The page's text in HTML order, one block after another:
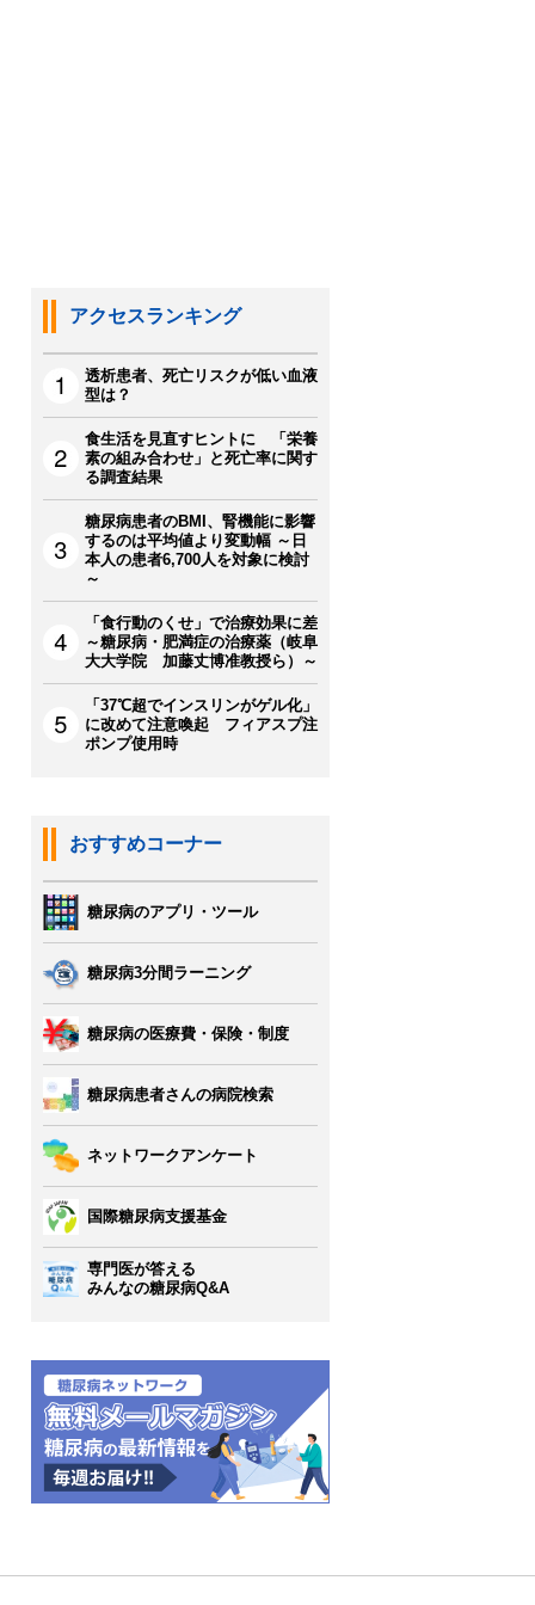
アクセスランキング
透析患者、死亡リスクが低い血液
型は？
食生活を見直すヒントに 「栄養
素の組み合わせ」と死亡率に関す
る調査結果
糖尿病患者のBMI、腎機能に影響
するのは平均値より変動幅 ～日
本人の患者6,700人を対象に検討
～
「食行動のくせ」で治療効果に差
～糖尿病・肥満症の治療薬（岐阜
大大学院 加藤丈博准教授ら）～
「37℃超でインスリンがゲル化」
に改めて注意喚起 フィアスプ注
ポンプ使用時
おすすめコーナー
糖尿病のアプリ・ツール
糖尿病3分間ラーニング
糖尿病の医療費・保険・制度
糖尿病患者さんの病院検索
ネットワークアンケート
国際糖尿病支援基金
専門医が答える
みんなの糖尿病Q&A